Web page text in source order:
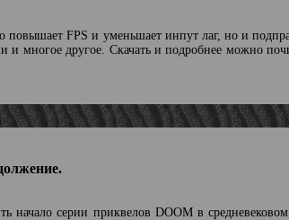
FPS и уменьшает инпут лаг, но и
и многое другое. Скачать и подробнее можно
начало серии приквелов DOOM в